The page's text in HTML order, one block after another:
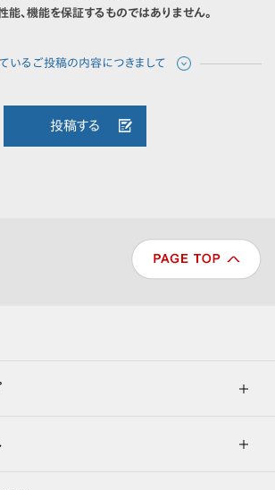
能、機能を保証するものではありません。
投稿する